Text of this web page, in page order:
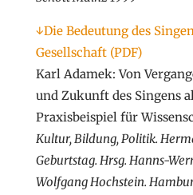
↓Die Bedeutung des
Gesellschaft (PDF)
Karl Adamek: Von
und Zukunft des Singens
Praxisbeispiel für
Kultur, Bildung, Politik.
Geburtstag. Hrsg. Hanns-
Wolfgang Hochstein.